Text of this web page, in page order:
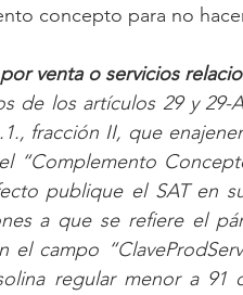
concepto para no
venta o servicios
de los artículos 29 y
fracción II, que
“Complemento
publique el SAT en
a que se refiere el
el campo
regular menor a 91